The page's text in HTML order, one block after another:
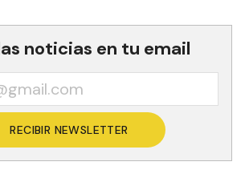
noticias en tu email
RECIBIR NEWSLETTER